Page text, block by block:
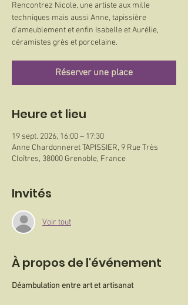
Rencontrez Nicole, une artiste aux mille
techniques mais aussi Anne, tapissière
d'ameublement et enfin Isabelle et Aurélie,
céramistes grès et porcelaine.
Réserver une place
Heure et lieu
19 sept. 2026, 16:00 – 17:30
Anne Chardonneret TAPISSIER, 9 Rue Très
Cloîtres, 38000 Grenoble, France
Invités
Voir tout
À propos de l'événement
Déambulation entre art et artisanat